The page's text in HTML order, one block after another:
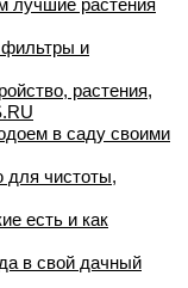
лучшие растения
и
растения,
в саду своими
для чистоты,
есть и как
в свой дачный